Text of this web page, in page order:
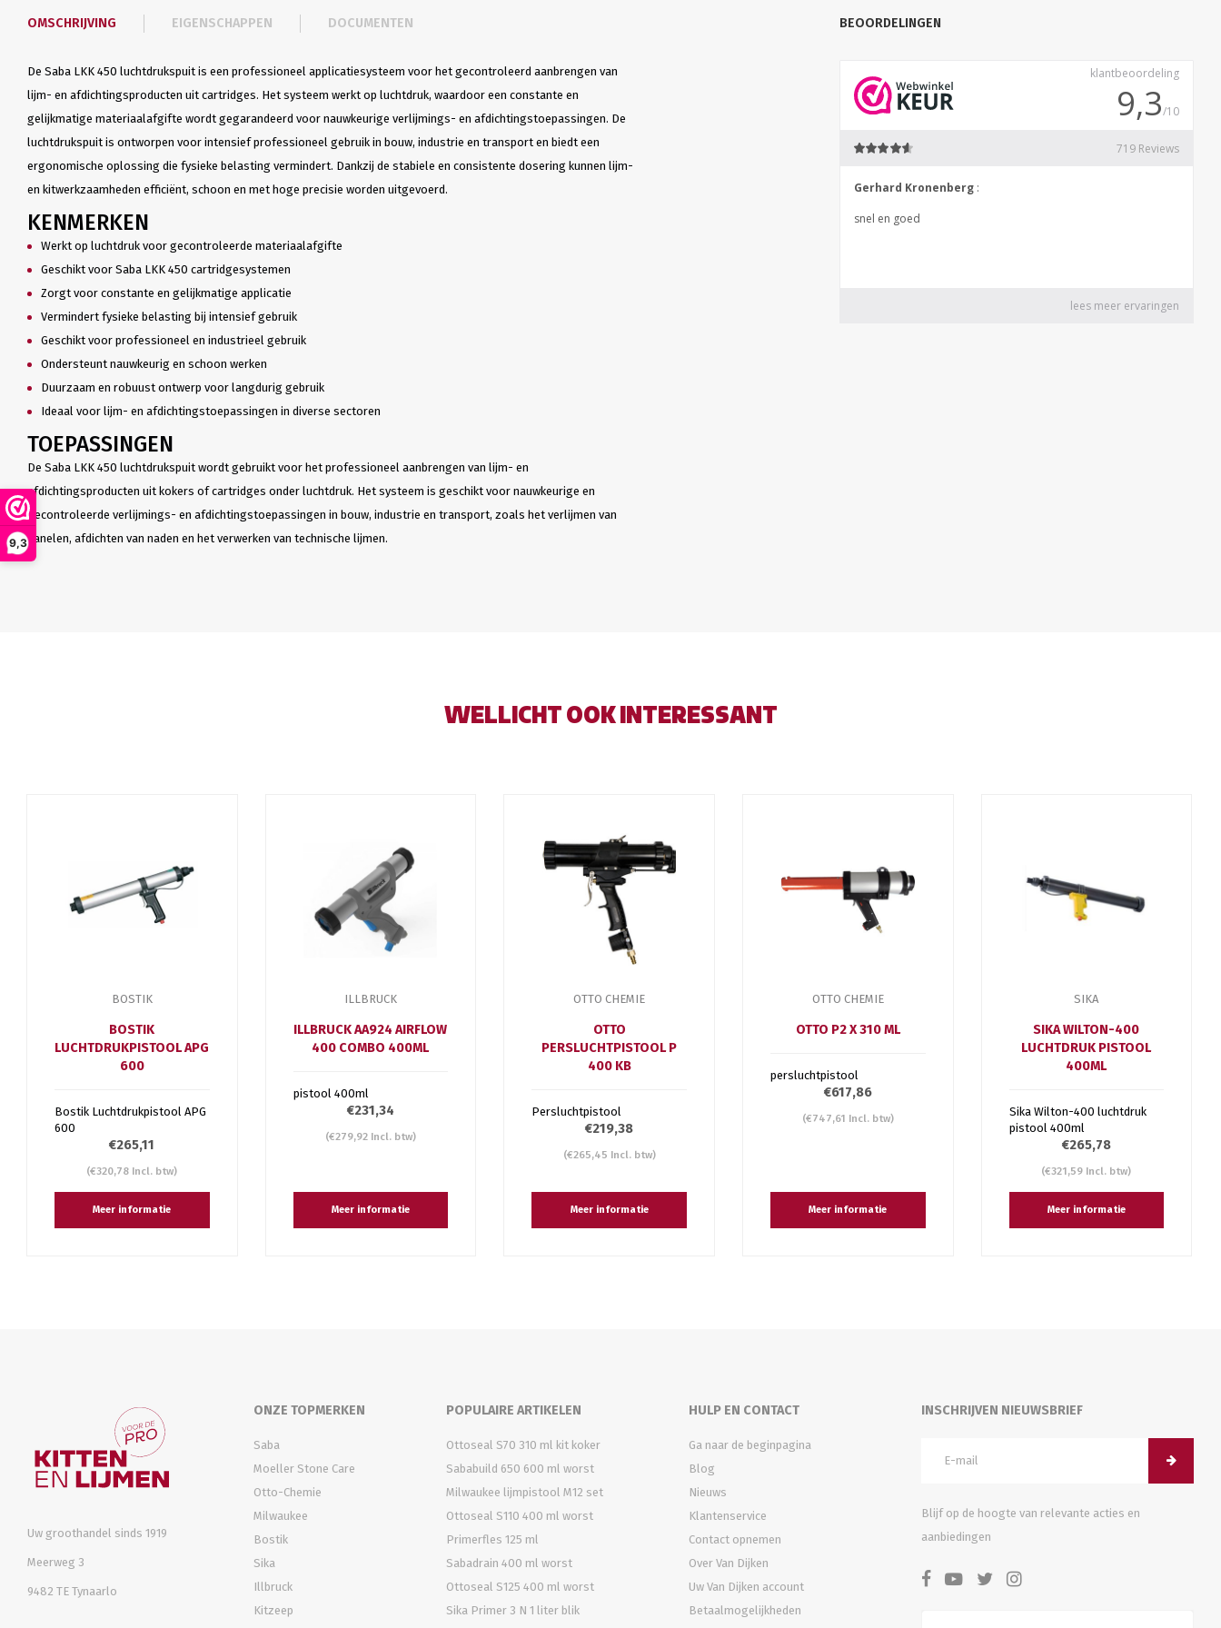
9,3
OMSCHRIJVING EIGENSCHAPPEN DOCUMENTEN
De Saba LKK 450 luchtdrukspuit is een professioneel applicatiesysteem voor het gecontroleerd aanbrengen van
lijm- en afdichtingsproducten uit cartridges. Het systeem werkt op luchtdruk, waardoor een constante en
gelijkmatige materiaalafgifte wordt gegarandeerd voor nauwkeurige verlijmings- en afdichtingstoepassingen. De
luchtdrukspuit is ontworpen voor intensief professioneel gebruik in bouw, industrie en transport en biedt een
ergonomische oplossing die fysieke belasting vermindert. Dankzij de stabiele en consistente dosering kunnen lijm-
en kitwerkzaamheden efficiënt, schoon en met hoge precisie worden uitgevoerd.
KENMERKEN
Werkt op luchtdruk voor gecontroleerde materiaalafgifte
Geschikt voor Saba LKK 450 cartridgesystemen
Zorgt voor constante en gelijkmatige applicatie
Vermindert fysieke belasting bij intensief gebruik
Geschikt voor professioneel en industrieel gebruik
Ondersteunt nauwkeurig en schoon werken
Duurzaam en robuust ontwerp voor langdurig gebruik
Ideaal voor lijm- en afdichtingstoepassingen in diverse sectoren
TOEPASSINGEN
De Saba LKK 450 luchtdrukspuit wordt gebruikt voor het professioneel aanbrengen van lijm- en
afdichtingsproducten uit kokers of cartridges onder luchtdruk. Het systeem is geschikt voor nauwkeurige en
gecontroleerde verlijmings- en afdichtingstoepassingen in bouw, industrie en transport, zoals het verlijmen van
panelen, afdichten van naden en het verwerken van technische lijmen.
BEOORDELINGEN
WELLICHT OOK INTERESSANT
BOSTIK
BOSTIK
LUCHTDRUKPISTOOL APG
600
Bostik Luchtdrukpistool APG
600
€265,11
(€320,78 Incl. btw)
Meer informatie
ILLBRUCK
ILLBRUCK AA924 AIRFLOW
400 COMBO 400ML
pistool 400ml
€231,34
(€279,92 Incl. btw)
Meer informatie
OTTO CHEMIE
OTTO
PERSLUCHTPISTOOL P
400 KB
Persluchtpistool
€219,38
(€265,45 Incl. btw)
Meer informatie
OTTO CHEMIE
OTTO P2 X 310 ML
persluchtpistool
€617,86
(€747,61 Incl. btw)
Meer informatie
SIKA
SIKA WILTON-400
LUCHTDRUK PISTOOL
400ML
Sika Wilton-400 luchtdruk
pistool 400ml
€265,78
(€321,59 Incl. btw)
Meer informatie
Uw groothandel sinds 1919
Meerweg 3
9482 TE Tynaarlo
ONZE TOPMERKEN
Saba
Moeller Stone Care
Otto-Chemie
Milwaukee
Bostik
Sika
Illbruck
Kitzeep
POPULAIRE ARTIKELEN
Ottoseal S70 310 ml kit koker
Sababuild 650 600 ml worst
Milwaukee lijmpistool M12 set
Ottoseal S110 400 ml worst
Primerfles 125 ml
Sabadrain 400 ml worst
Ottoseal S125 400 ml worst
Sika Primer 3 N 1 liter blik
HULP EN CONTACT
Ga naar de beginpagina
Blog
Nieuws
Klantenservice
Contact opnemen
Over Van Dijken
Uw Van Dijken account
Betaalmogelijkheden
INSCHRIJVEN NIEUWSBRIEF
Blijf op de hoogte van relevante acties en
aanbiedingen